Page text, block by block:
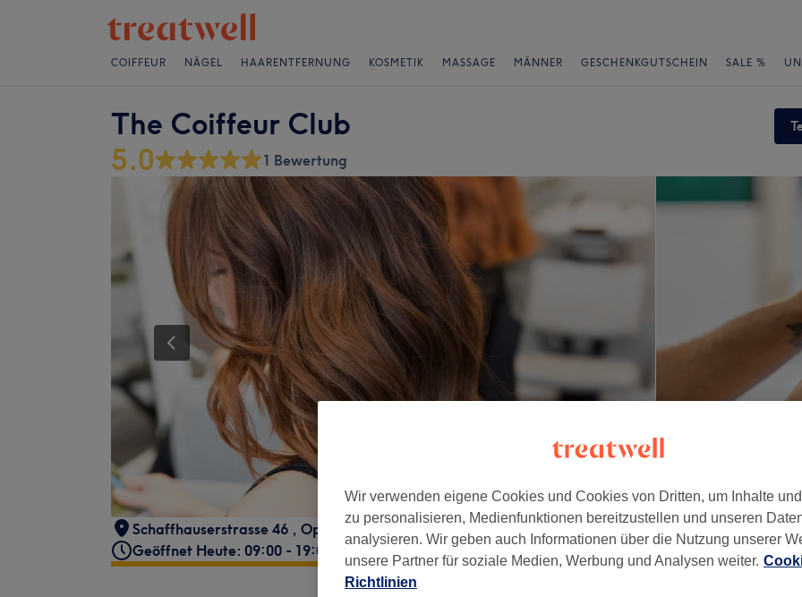
COIFFEUR NÄGEL HAARENTFERNUNG KOSMETIK MASSAGE MÄNNER GESCHENKGUTSCHEIN SALE %
The Coiffeur Club
5.0 1 Bewertung
Schaffhauserstrasse 46 , Opfikon, 8152
Geöffnet Heute: 09:00 - 19:00
Wir verwenden eigene Cookies und Cookies von Dritten, um Inhalte
zu personalisieren, Medienfunktionen bereitzustellen und unseren
analysieren. Wir geben auch Informationen über die Nutzung unserer
unsere Partner für soziale Medien, Werbung und Analysen weiter.
Richtlinien